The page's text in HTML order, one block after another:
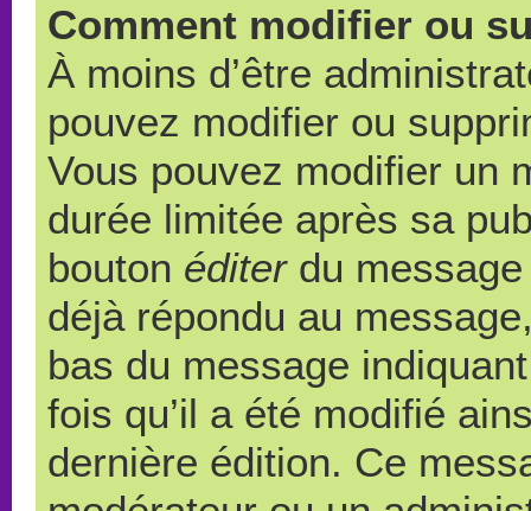
Comment modifier ou
À moins d’être
pouvez modifier ou
Vous pouvez modifier un
durée limitée après sa
bouton éditerdu message
déjà répondu au
bas du message
fois qu’il a été modifié
dernière édition. Ce